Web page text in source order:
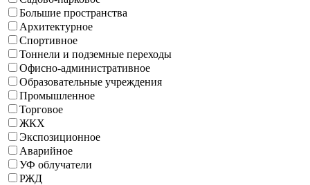
Большие пространства
Архитектурное
Спортивное
Тоннели и подземные переходы
Офисно-административное
Образовательные учреждения
Промышленное
Торговое
ЖКХ
Экспозиционное
Аварийное
УФ облучатели
РЖД